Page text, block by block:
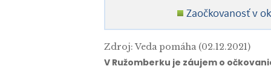
Zdroj: Veda pomáha (02.12.2021)
V Ružomberku je záujem o